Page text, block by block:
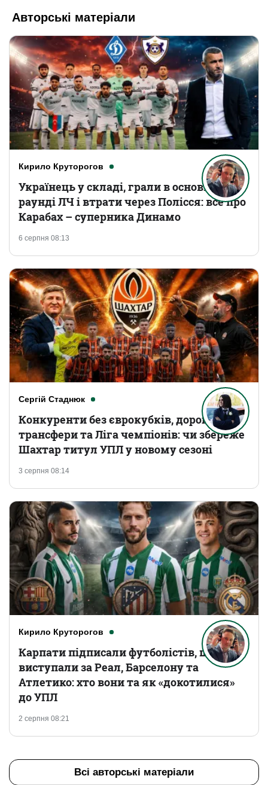
Авторські матеріали
Кирило Круторогов
6 серпня 08:13
Українець у складі, грали в основному
раунді ЛЧ і втрати через Полісся: все про
Карабах – суперника Динамо
Сергій Стаднюк
3 серпня 08:14
Конкуренти без єврокубків, дорогі
трансфери та Ліга чемпіонів: чи збереже
Шахтар титул УПЛ у новому сезоні
Кирило Круторогов
2 серпня 08:21
Карпати підписали футболістів, що
виступали за Реал, Барселону та
Атлетико: хто вони та як «докотилися»
до УПЛ
Всі авторські матеріали